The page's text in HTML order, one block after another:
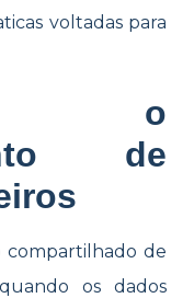
voltadas para
o
de
compartilhado de
os dados